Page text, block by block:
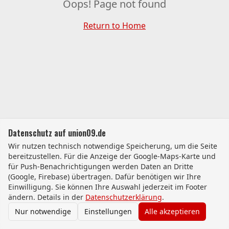
Oops! Page not found
Return to Home
Datenschutz auf union09.de
Wir nutzen technisch notwendige Speicherung, um die Seite
bereitzustellen. Für die Anzeige der Google-Maps-Karte und
für Push-Benachrichtigungen werden Daten an Dritte
(Google, Firebase) übertragen. Dafür benötigen wir Ihre
Einwilligung. Sie können Ihre Auswahl jederzeit im Footer
ändern. Details in der Datenschutzerklärung.
Nur notwendige
Einstellungen Alle akzeptieren